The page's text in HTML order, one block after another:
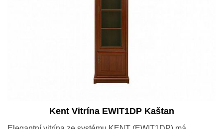
Kent Vitrína EWIT1DP Kaštan